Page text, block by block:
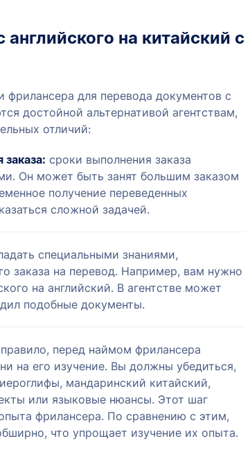
на китайский с
фрилансера для перевода документов с
достойной альтернативой агентствам,
отличий:
сроки выполнения заказа
Он может быть занят большим заказом
получение переведенных
сложной задачей.
специальными знаниями,
заказа на перевод. Например, вам нужно
на английский. В агентстве может
подобные документы.
перед наймом фрилансера
на его изучение. Вы должны убедиться,
мандаринский китайский,
или языковые нюансы. Этот шаг
фрилансера. По сравнению с этим,
что упрощает изучение их опыта.